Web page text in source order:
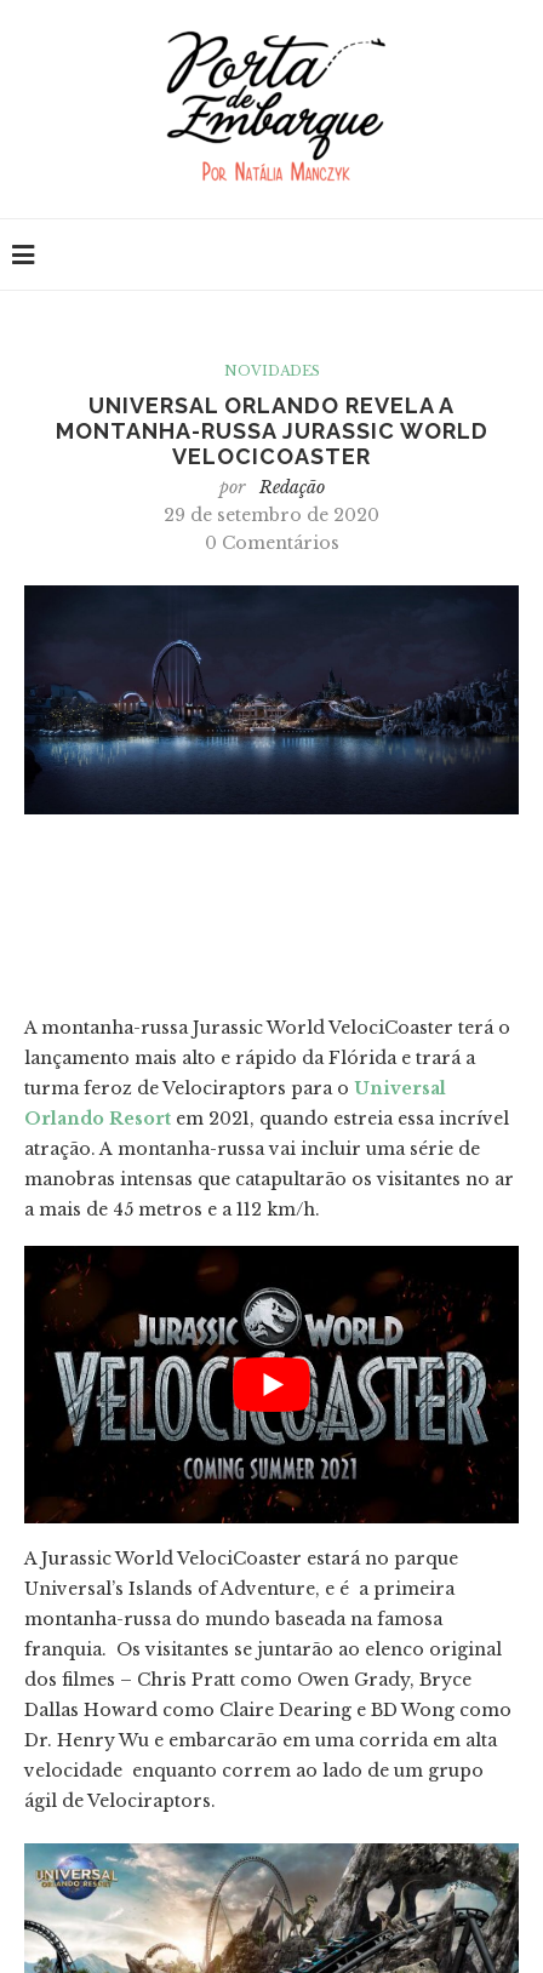
NOVIDADES
UNIVERSAL ORLANDO REVELA A
MONTANHA-RUSSA JURASSIC WORLD
VELOCICOASTER
porRedação
29 de setembro de 2020
0 Comentários
A montanha-russa Jurassic World VelociCoaster terá o
lançamento mais alto e rápido da Flórida e trará a
turma feroz de Velociraptors para o Universal
Orlando Resort em 2021, quando estreia essa incrível
atração. A montanha-russa vai incluir uma série de
manobras intensas que catapultarão os visitantes no ar
a mais de 45 metros e a 112 km/h.
A Jurassic World VelociCoaster estará no parque
Universal’s Islands of Adventure, e é a primeira
montanha-russa do mundo baseada na famosa
franquia. Os visitantes se juntarão ao elenco original
dos filmes – Chris Pratt como Owen Grady, Bryce
Dallas Howard como Claire Dearing e BD Wong como
Dr. Henry Wu e embarcarão em uma corrida em alta
velocidade enquanto correm ao lado de um grupo
ágil de Velociraptors.